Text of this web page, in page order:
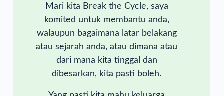
Mari kita Break the Cycle, saya
komited untuk membantu anda,
walaupun bagaimana latar belakang
atau sejarah anda, atau dimana atau
dari mana kita tinggal dan
dibesarkan, kita pasti boleh.